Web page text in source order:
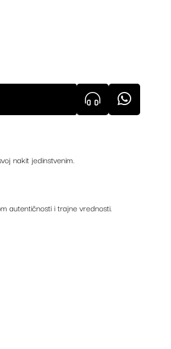
nakit jedinstvenim.
autentičnosti i trajne vrednosti.